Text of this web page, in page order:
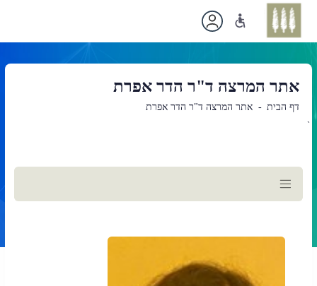
אתר המרצה ד"ר הדר אפרת
דף הבית אתר המרצה ד"ר הדר אפרת
`
תוכן
ראשי